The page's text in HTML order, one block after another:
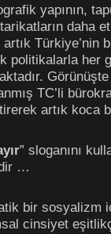
yapının,
daha
artık
politikalarla
TC’li
artık koca
” sloganını
…
bir
cinsiyet